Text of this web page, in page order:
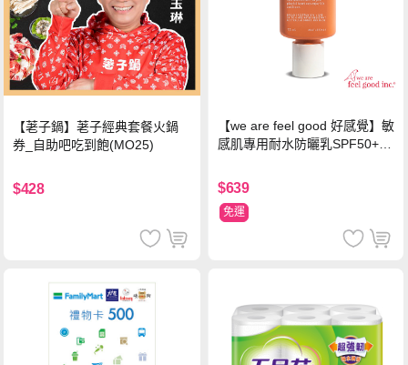
【荖子鍋】荖子經典套餐火鍋
券_自助吧吃到飽(MO25)
$428
【we are feel good 好感覺】敏
感肌專用耐水防曬乳SPF50+ 7
$639
免運